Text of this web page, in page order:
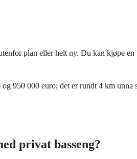
plan eller helt ny. Du kan kjøpe
950 000 euro; det er rundt 4 km
privat basseng?